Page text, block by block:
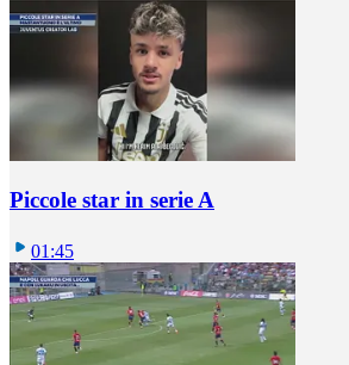
Piccole star in serie A
01:45